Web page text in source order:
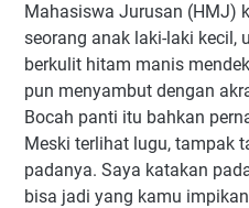
Mahasiswa Jurusan (HMJ)
seorang anak laki-laki kecil,
berkulit hitam manis
pun menyambut dengan
Bocah panti itu bahkan
Meski terlihat lugu, tampak
padanya. Saya katakan
bisa jadi yang kamu